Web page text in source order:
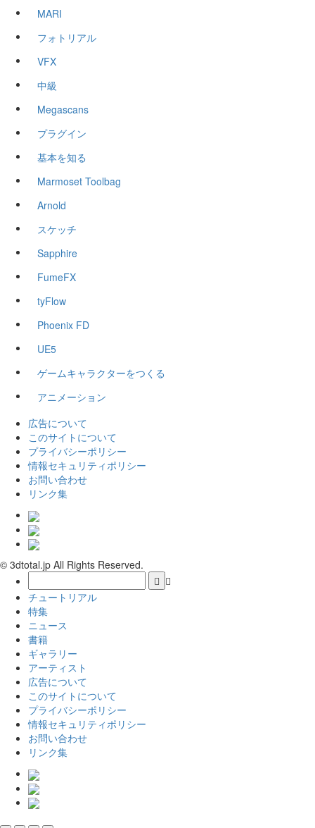
MARI
フォトリアル
VFX
中級
Megascans
プラグイン
基本を知る
Marmoset Toolbag
Arnold
スケッチ
Sapphire
FumeFX
tyFlow
Phoenix FD
UE5
ゲームキャラクターをつくる
アニメーション
広告について
このサイトについて
プライバシーポリシー
情報セキュリティポリシー
お問い合わせ
リンク集
© 3dtotal.jp All Rights Reserved.
チュートリアル
特集
ニュース
書籍
ギャラリー
アーティスト
広告について
このサイトについて
プライバシーポリシー
情報セキュリティポリシー
お問い合わせ
リンク集